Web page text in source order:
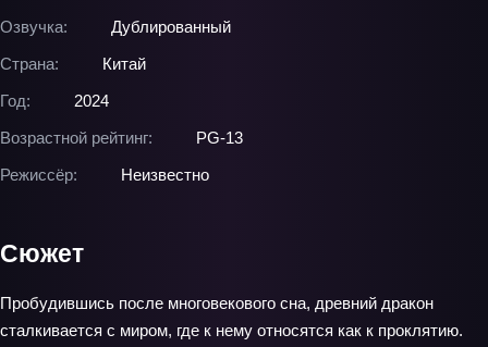
Озвучка:
Дублированный
Страна:
Китай
Год:
2024
Возрастной рейтинг:
PG-13
Режиссёр:
Неизвестно
Сюжет
Пробудившись после многовекового сна, древний дракон
сталкивается с миром, где к нему относятся как к проклятию.